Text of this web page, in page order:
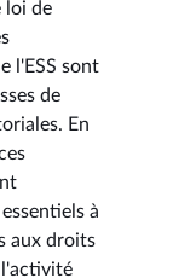
loi de
l'ESS sont
de
En
à
aux droits